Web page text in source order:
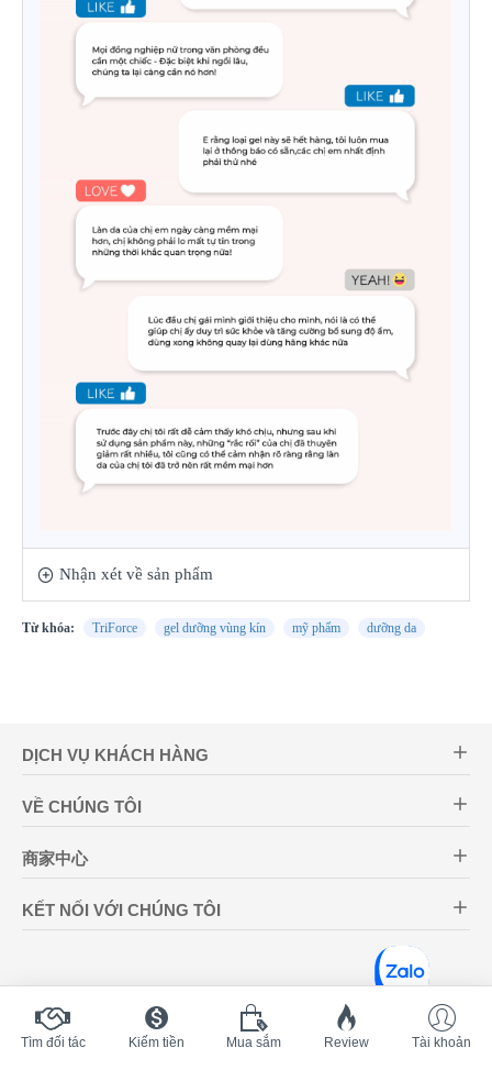
Nhận xét về sản phẩm
Từ khóa: TriForce gel dưỡng vùng kín mỹ phẩm dưỡng da
DỊCH VỤ KHÁCH HÀNG
VỀ CHÚNG TÔI
商家中心
KẾT NỐI VỚI CHÚNG TÔI
Tìm đối tác Kiếm tiền Mua sắm Review Tài khoản